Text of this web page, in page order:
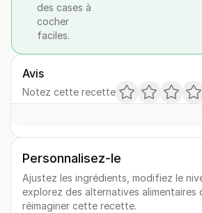
des cases à
cocher
faciles.
Avis
Notez cette recette
Personnalisez-le
Ajustez les ingrédients, modifiez le
explorez des alternatives alimentaires
réimaginer cette recette.